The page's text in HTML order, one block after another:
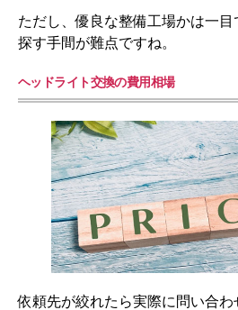
ただし、優良な整備工場かは一目
探す手間が難点ですね。
ヘッドライト交換の費用相場
依頼先が絞れたら実際に問い合